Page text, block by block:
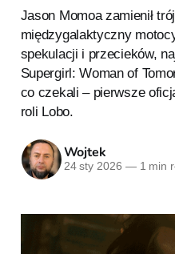
Jason Momoa zamienił
międzygalaktyczny
spekulacji i przecieków,
Supergirl: Woman of
co czekali – pierwsze
roli Lobo.
Wojtek
24 sty 2026 —1 min